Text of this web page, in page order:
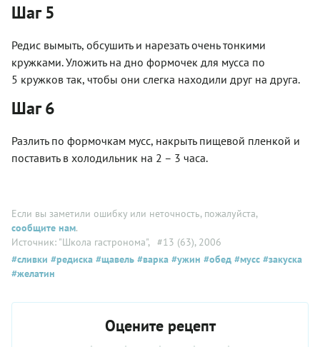
Шаг 5
Редис вымыть, обсушить и нарезать очень тонкими
кружками. Уложить на дно формочек для мусса по
5 кружков так, чтобы они слегка находили друг на друга.
Шаг 6
Разлить по формочкам мусс, накрыть пищевой пленкой и
поставить в холодильник на 2 – 3 часа.
Если вы заметили ошибку или неточность, пожалуйста,
сообщите нам.
Источник: "Школа гастронома", #13 (63), 2006
#сливки #редиска #щавель #варка #ужин #обед #мусс #закуска
#желатин
Оцените рецепт